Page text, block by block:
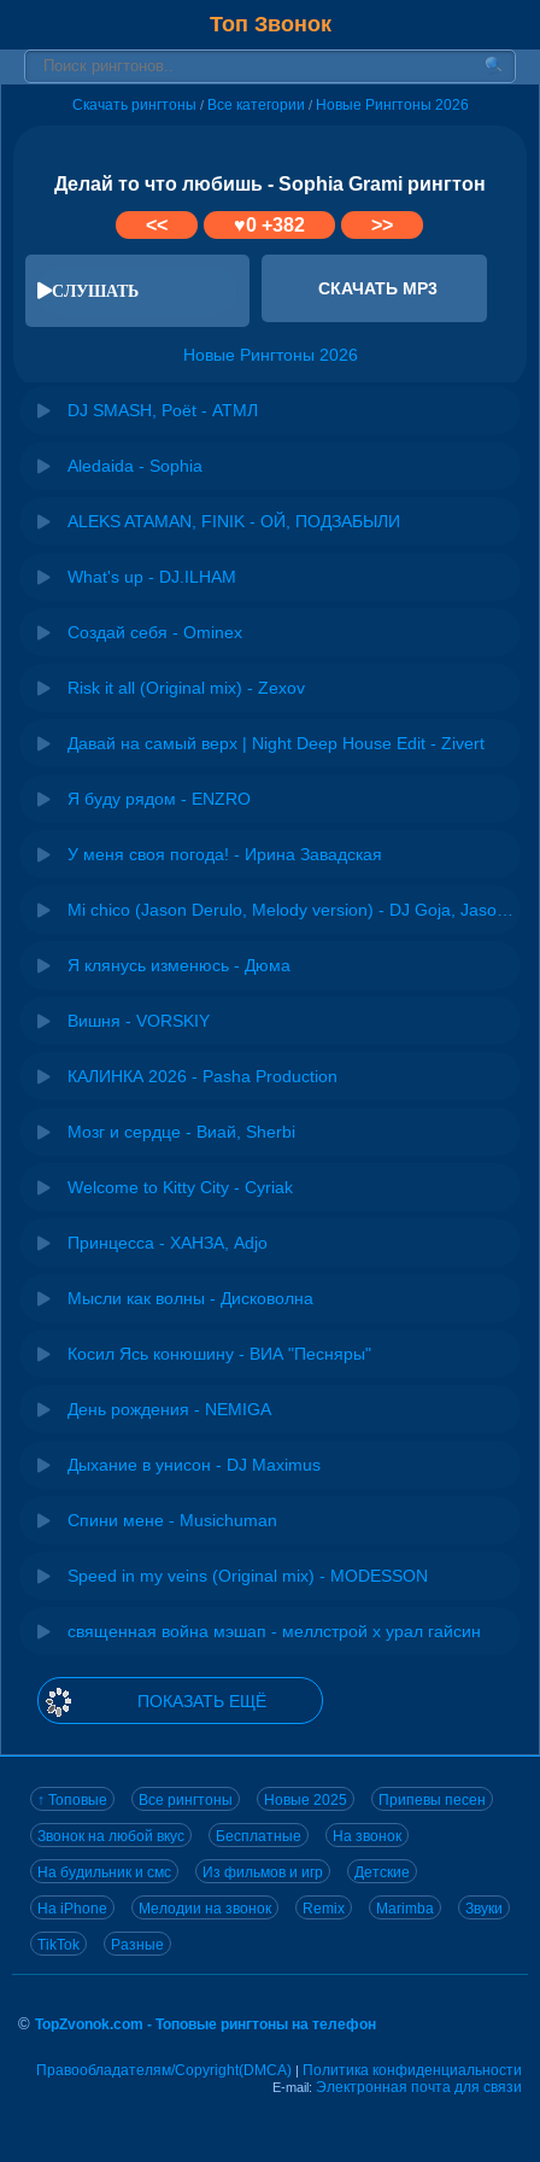
Топ Звонок
Скачать рингтоны / Все категории / Новые Рингтоны 2026
Делай то что любишь - Sophia Grami рингтон
<<
♥0+382 >>
СЛУШАТЬ СКАЧАТЬ MP3
Новые Рингтоны 2026
DJ SMASH, Poёt - АТМЛ
Aledaida - Sophia
ALEKS ATAMAN, FINIK - ОЙ, ПОДЗАБЫЛИ
What's up - DJ.ILHAM
Создай себя - Ominex
Risk it all (Original mix) - Zexov
Давай на самый верх | Night Deep House Edit - Zivert
Я буду рядом - ENZRO
У меня своя погода! - Ирина Завадская
Я клянусь изменюсь - Дюма
Вишня - VORSKIY
КАЛИНКА 2026 - Pasha Production
Мозг и сердце - Виай, Sherbi
Welcome to Kitty City - Cyriak
Принцесса - ХАНЗА, Adjo
Мысли как волны - Дисковолна
Косил Ясь конюшину - ВИА "Песняры"
День рождения - NEMIGA
Дыхание в унисон - DJ Maximus
Спини мене - Musichuman
Speed in my veins (Original mix) - MODESSON
священная война мэшап - меллстрой х урал гайсин
ПОКАЗАТЬ ЕЩЁ
↑ Топовые Все рингтоны Новые 2025 Припевы песен
Звонок на любой вкус Бесплатные На звонок
На будильник и смс Из фильмов и игр Детские
На iPhone Мелодии на звонок Remix Marimba Звуки
TikTok Разные
© TopZvonok.com - Топовые рингтоны на телефон
Правообладателям/Copyright(DMCA) | Политика конфиденциальности
E-mail: Электронная почта для связи